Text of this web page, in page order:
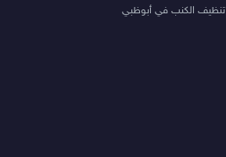
تنظيف الكنب في أبوظبي